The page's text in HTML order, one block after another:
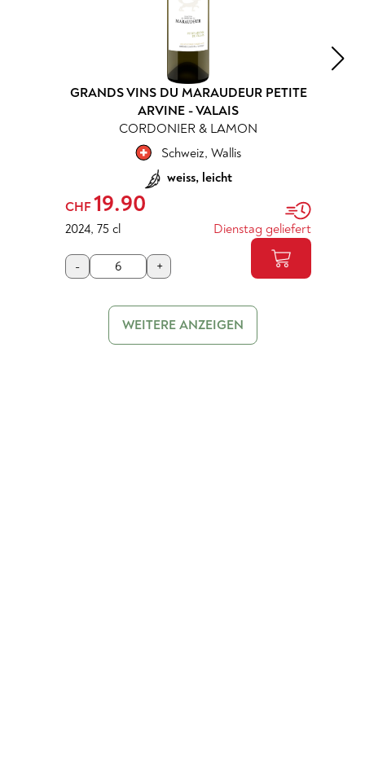
GRANDS VINS DU MARAUDEUR PETITE
ARVINE - VALAIS
CORDONIER & LAMON
Schweiz, Wallis
weiss, leicht
CHF 19.90
2024, 75 cl Dienstag geliefert
- +
WEITERE ANZEIGEN